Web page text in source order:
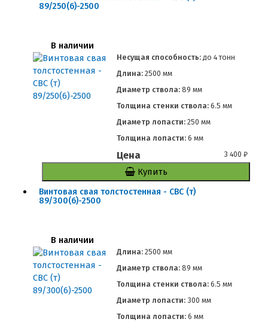
89/250(6)-2500
В наличии
Несущая способность: до 4 тонн
Длина:2500 мм
Диаметр ствола:89 мм
Толщина стенки ствола:6.5 мм
Диаметр лопасти:250 мм
Толщина лопасти:6 мм
Цена 3 400₽
Купить
Винтовая свая толстостенная - СВС (т)
89/300(6)-2500
В наличии
Длина:2500 мм
Диаметр ствола:89 мм
Толщина стенки ствола:6.5 мм
Диаметр лопасти:300 мм
Толщина лопасти:6 мм